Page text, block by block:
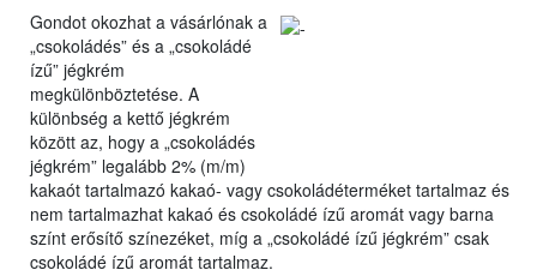
Gondot okozhat a vásárlónak a
„csokoládés” és a „csokoládé
ízű” jégkrém
megkülönböztetése. A
különbség a kettő jégkrém
között az, hogy a „csokoládés
jégkrém” legalább 2% (m/m)
kakaót tartalmazó kakaó- vagy csokoládéterméket tartalmaz és
nem tartalmazhat kakaó és csokoládé ízű aromát vagy barna
színt erősítő színezéket, míg a „csokoládé ízű jégkrém” csak
csokoládé ízű aromát tartalmaz.